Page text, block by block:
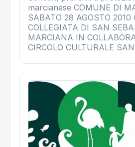
marcianese COMUNE DI
SABATO 28 AGOSTO 2010
COLLEGIATA DI SAN
MARCIANA IN
CIRCOLO CULTURALE